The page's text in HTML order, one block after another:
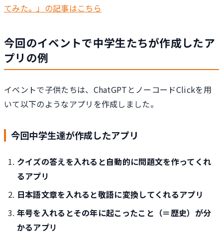
てみた。」の記事はこちら
今回のイベントで中学生たちが作成したア
プリの例
イベントで子供たちは、ChatGPTとノーコードClickを用
いて以下のようなアプリを作成しました。
今回中学生達が作成したアプリ
クイズの答えを入れると自動的に問題文を作ってくれ
るアプリ
日本語文章を入れると敬語に変換してくれるアプリ
年号を入れるとその年に起こったこと（＝歴史）が分
かるアプリ